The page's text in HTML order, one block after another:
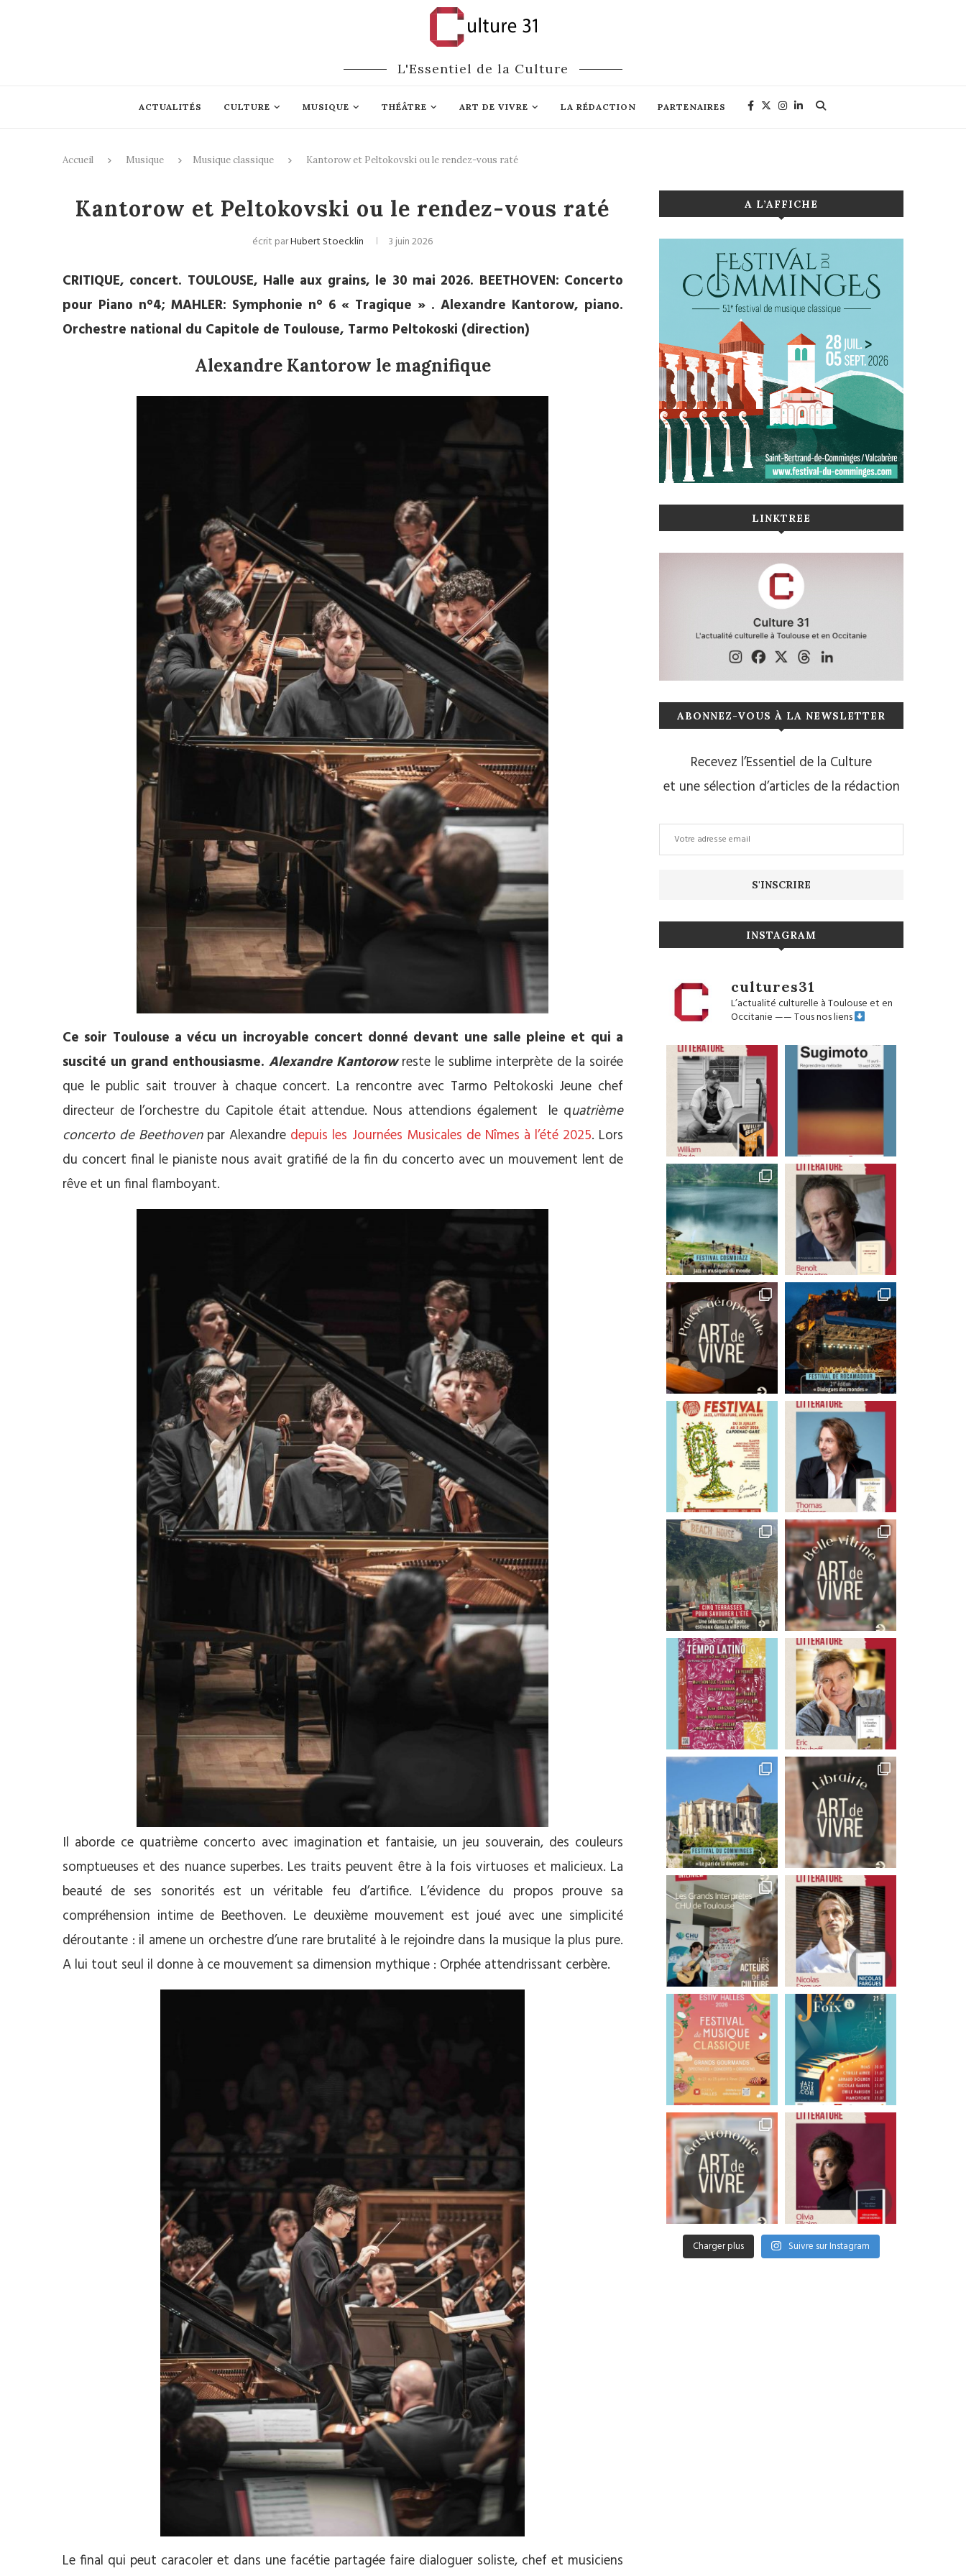
L'Essentiel de la Culture
ACTUALITÉS CULTURE MUSIQUE THÉÂTRE ART DE VIVRE LA RÉDACTION PARTENAIRES
Accueil Musique Musique classique Kantorow et Peltokovski ou le rendez-vous raté
Kantorow et Peltokovski ou le rendez-vous raté
écrit parHubert Stoecklin 3 juin 2026
CRITIQUE, concert. TOULOUSE, Halle aux grains, le 30 mai 2026. BEETHOVEN: Concerto
pour Piano n°4; MAHLER: Symphonie n° 6 « Tragique » . Alexandre Kantorow, piano.
Orchestre national du Capitole de Toulouse, Tarmo Peltokoski (direction)
Alexandre Kantorow le magnifique
Ce soir Toulouse a vécu un incroyable concert donné devant une salle pleine et qui a
suscité un grand enthousiasme. Alexandre Kantorowreste le sublime interprète de la soirée
que le public sait trouver à chaque concert. La rencontre avec Tarmo Peltokoski Jeune chef
directeur de l’orchestre du Capitole était attendue. Nous attendions également le quatrième
concerto de Beethovenpar Alexandre depuis les Journées Musicales de Nîmes à l’été 2025. Lors
du concert final le pianiste nous avait gratifié de la fin du concerto avec un mouvement lent de
rêve et un final flamboyant.
Il aborde ce quatrième concerto avec imagination et fantaisie, un jeu souverain, des couleurs
somptueuses et des nuance superbes. Les traits peuvent être à la fois virtuoses et malicieux. La
beauté de ses sonorités est un véritable feu d’artifice. L’évidence du propos prouve sa
compréhension intime de Beethoven. Le deuxième mouvement est joué avec une simplicité
déroutante : il amene un orchestre d’une rare brutalité à le rejoindre dans la musique la plus pure.
A lui tout seul il donne à ce mouvement sa dimension mythique : Orphée attendrissant cerbère.
Le final qui peut caracoler et dans une facétie partagée faire dialoguer soliste, chef et musiciens
A L’AFFICHE
LINKTREE
ABONNEZ-VOUS À LA NEWSLETTER
Recevez l’Essentiel de la Culture
et une sélection d’articles de la rédaction
INSTAGRAM
cultures31
L’actualité culturelle à Toulouse et en
Occitanie——Tous nos liens
Charger plus Suivre sur Instagram